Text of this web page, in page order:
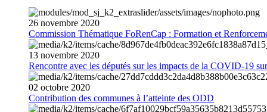
26 novembre 2020
Commission Thématique FoRenCap : Formation et
13 novembre 2020
Rencontre avec les députés sur les impacts de la COVID-19
02 octobre 2020
Contribution des communes à l’atteinte des ODD